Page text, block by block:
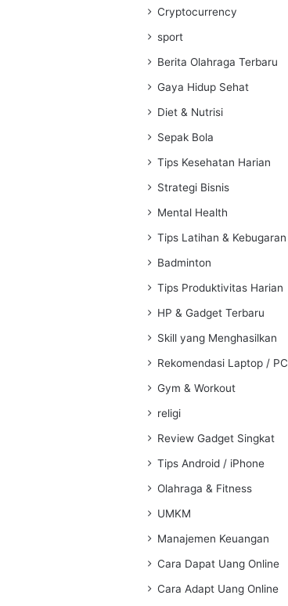
Cryptocurrency
sport
Berita Olahraga Terbaru
Gaya Hidup Sehat
Diet & Nutrisi
Sepak Bola
Tips Kesehatan Harian
Strategi Bisnis
Mental Health
Tips Latihan & Kebugaran
Badminton
Tips Produktivitas Harian
HP & Gadget Terbaru
Skill yang Menghasilkan
Rekomendasi Laptop / PC
Gym & Workout
religi
Review Gadget Singkat
Tips Android / iPhone
Olahraga & Fitness
UMKM
Manajemen Keuangan
Cara Dapat Uang Online
Cara Adapt Uang Online